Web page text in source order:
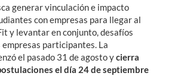
generar vinculación e impacto
con empresas para llegar al
y levantar en conjunto, desafíos
participantes. La
el pasado 31 de agosto ycierra
el día 24 de septiembre